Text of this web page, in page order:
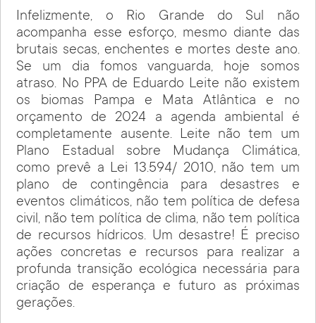
Infelizmente, o Rio Grande do Sul não
acompanha esse esforço, mesmo diante das
brutais secas, enchentes e mortes deste ano.
Se um dia fomos vanguarda, hoje somos
atraso. No PPA de Eduardo Leite não existem
os biomas Pampa e Mata Atlântica e no
orçamento de 2024 a agenda ambiental é
completamente ausente. Leite não tem um
Plano Estadual sobre Mudança Climática,
como prevê a Lei 13.594/ 2010, não tem um
plano de contingência para desastres e
eventos climáticos, não tem política de defesa
civil, não tem política de clima, não tem política
de recursos hídricos. Um desastre! É preciso
ações concretas e recursos para realizar a
profunda transição ecológica necessária para
criação de esperança e futuro as próximas
gerações.